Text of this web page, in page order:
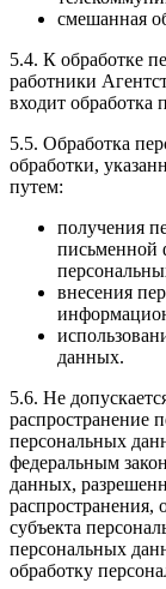
смешанная
5.4. К обработке
работники
входит обработка
5.5. Обработка
обработки,
путем:
получения
письменной
внесения
данных.
5.6. Не
распространение
персональных
федеральным
данных,
распространения,
субъекта
персональных
обработку